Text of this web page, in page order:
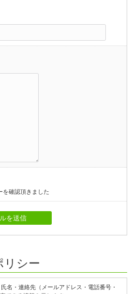
を確認頂きました
リシー
名・連絡先（メールアドレス・電話番号・